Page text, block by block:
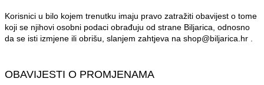
Korisnici u bilo kojem trenutku imaju pravo zatražiti obavijest o tome
koji se njihovi osobni podaci obrađuju od strane Biljarica, odnosno
da se isti izmjene ili obrišu, slanjem zahtjeva na shop@biljarica.hr .
OBAVIJESTI O PROMJENAMA